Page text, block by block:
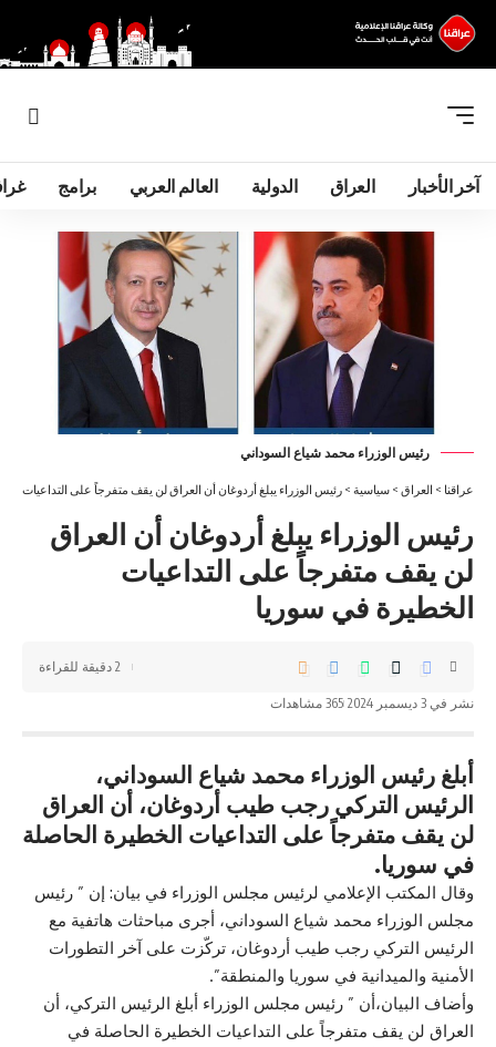
آخر الأخبار العراق الدولية العالم العربي برامج
رئيس الوزراء محمد شياع السوداني
عراقنا > العراق > سياسية > رئيس الوزراء يبلغ أردوغان أن العراق لن يقف متفرجاً على التداعيات
رئيس الوزراء يبلغ أردوغان أن العراق
لن يقف متفرجاً على التداعيات
الخطيرة في سوريا
نشر في 3 ديسمبر 2024 365 مشاهدات
2 دقيقة للقراءة
أبلغ رئيس الوزراء محمد شياع السوداني،
الرئيس التركي رجب طيب أردوغان، أن العراق
لن يقف متفرجاً على التداعيات الخطيرة الحاصلة
في سوريا.
وقال المكتب الإعلامي لرئيس مجلس الوزراء في بيان: إن ” رئيس
مجلس الوزراء محمد شياع السوداني، أجرى مباحثات هاتفية مع
الرئيس التركي رجب طيب أردوغان، تركّزت على آخر التطورات
الأمنية والميدانية في سوريا والمنطقة”.
وأضاف البيان،أن ” رئيس مجلس الوزراء أبلغ الرئيس التركي، أن
العراق لن يقف متفرجاً على التداعيات الخطيرة الحاصلة في